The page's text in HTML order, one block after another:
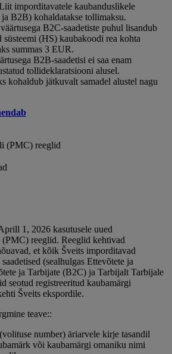
imporditavatele kaubanduslikele
B2B) kohaldatakse tollimaksu.
B2C-saadetiste puhul lisandub
süsteemi (HS) kaubakoodi rea kohta
summas 3 EUR.
B2B-saadetisi ei saa enam
tollideklaratsiooni alusel.
kohaldub jätkuvalt samadel alustel nagu
(PMC) reeglid
1, 2026 kasutusele uued
reeglid. Reeglid kehtivad
et kõik Šveits imporditavad
(sealhulgas Ettevõtete ja
ja Tarbijate (B2C) ja Tarbijalt Tarbijale
seotud registreeritud kaubamärgi
Šveits ekspordile.
teave::
number) äriarvele kirje tasandil
või kaubamärgi omaniku nimi